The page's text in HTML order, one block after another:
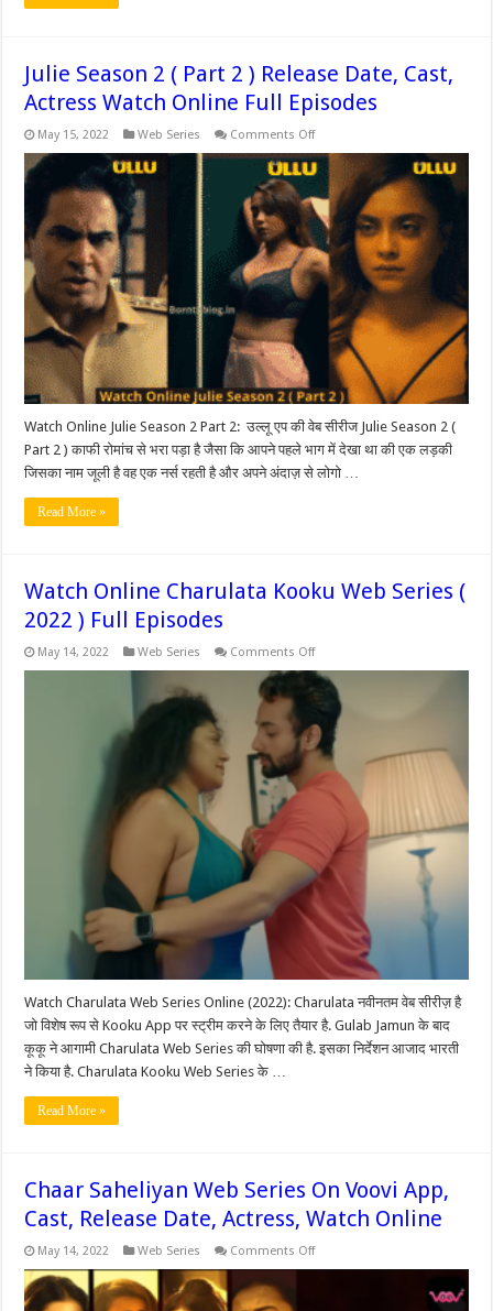
Julie Season 2 ( Part 2 ) Release Date, Cast,
Actress Watch Online Full Episodes
May 15, 2022 Web Series Comments Offon
Season
2
Part
2
)
Release
Date,
Cast,
Actress
Online
Full
Episodes
Watch Online Julie Season 2 Part 2: उल्लू एप की वेब सीरीज Julie Season 2 (
Part 2 ) काफी रोमांच से भरा पड़ा है जैसा कि आपने पहले भाग में देखा था की एक लड़की
जिसका नाम जूली है वह एक नर्स रहती है और अपने अंदाज़ से लोगो …
Read More »
Watch Online Charulata Kooku Web Series (
2022 ) Full Episodes
May 14, 2022 Web Series Comments Offon
Online
Charulata
Kooku
Web
Series
(
2022
)
Full
Episodes
Watch Charulata Web Series Online (2022): Charulata नवीनतम वेब सीरीज़ है
जो विशेष रूप से Kooku App पर स्ट्रीम करने के लिए तैयार है. Gulab Jamun के बाद
कूकू ने आगामी Charulata Web Series की घोषणा की है. इसका निर्देशन आजाद भारती
ने किया है. Charulata Kooku Web Series के …
Read More »
Chaar Saheliyan Web Series On Voovi App,
Cast, Release Date, Actress, Watch Online
May 14, 2022 Web Series Comments Offon